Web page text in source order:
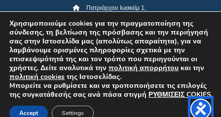
Πατριάρχου Ιωακείμ 1,
©2026 ELPIDA Association. All rights reserved. Powered by super POP
Χρησιμοποιούμε cookies για την πραγματοποίηση της
σύνδεσης, τη βελτίωση της πρόσβασης και την περιήγησή
σας στην Ιστοσελίδα μας (απολύτως απαραίτητα), για να
λαμβάνουμε ορισμένες πληροφορίες σχετικά με την
επισκεψιμότητά της και τον τρόπο που περιηγούνται οι
χρήστες. Δείτε αναλυτικά την πολιτική απορρήτου και την
πολιτική cookies της Ιστοσελίδας.
Mπορείτε να ρυθμίσετε και να τροποποιήσετε τις επιλογές
της συγκατάθεσής σας ανά πάσα στιγμή ΡΥΘΜΙΣΕΙΣ COKIES.
Accept Settings